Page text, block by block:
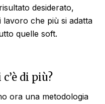
desiderato,
lavoro che più si adatta
quelle soft.
di più?
ora una metodologia